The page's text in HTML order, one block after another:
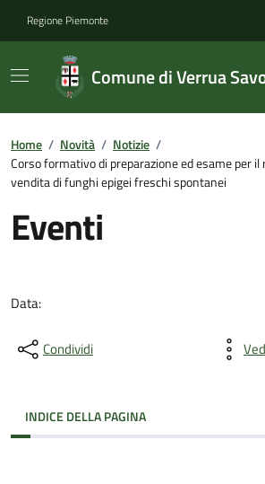
Regione Piemonte
Comune di Verrua
Home / Novità / Notizie /
Corso formativo di preparazione ed esame per il
vendita di funghi epigei freschi spontanei
Eventi
Data:
Condividi
INDICE DELLA PAGINA